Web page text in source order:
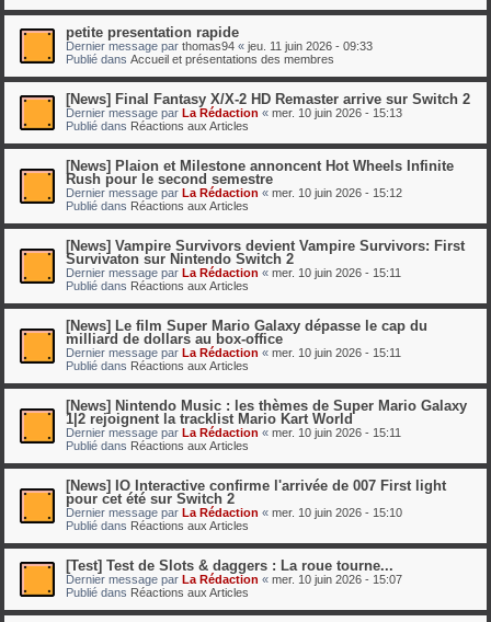
petite presentation rapide
Dernier message par thomas94 « jeu. 11 juin 2026 - 09:33
Publié dans Accueil et présentations des membres
[News] Final Fantasy X/X-2 HD Remaster arrive sur Switch 2
Dernier message par La Rédaction « mer. 10 juin 2026 - 15:13
Publié dans Réactions aux Articles
[News] Plaion et Milestone annoncent Hot Wheels Infinite
Rush pour le second semestre
Dernier message par La Rédaction « mer. 10 juin 2026 - 15:12
Publié dans Réactions aux Articles
[News] Vampire Survivors devient Vampire Survivors: First
Survivaton sur Nintendo Switch 2
Dernier message par La Rédaction « mer. 10 juin 2026 - 15:11
Publié dans Réactions aux Articles
[News] Le film Super Mario Galaxy dépasse le cap du
milliard de dollars au box-office
Dernier message par La Rédaction « mer. 10 juin 2026 - 15:11
Publié dans Réactions aux Articles
[News] Nintendo Music : les thèmes de Super Mario Galaxy
1|2 rejoignent la tracklist Mario Kart World
Dernier message par La Rédaction « mer. 10 juin 2026 - 15:11
Publié dans Réactions aux Articles
[News] IO Interactive confirme l'arrivée de 007 First light
pour cet été sur Switch 2
Dernier message par La Rédaction « mer. 10 juin 2026 - 15:10
Publié dans Réactions aux Articles
[Test] Test de Slots & daggers : La roue tourne...
Dernier message par La Rédaction « mer. 10 juin 2026 - 15:07
Publié dans Réactions aux Articles